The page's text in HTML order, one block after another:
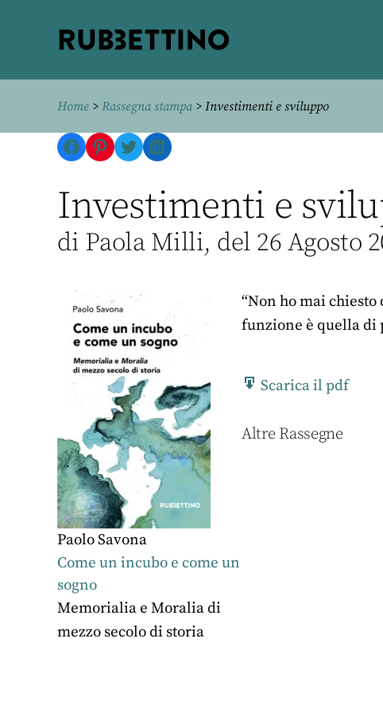
Home > Rassegna stampa> Investimenti e sviluppo
Facebook
Pinterest
TwitterLinkedIn
Investimenti e
di Paola Milli, del 26 Agosto
Paolo Savona
Come un incubo e come un
sogno
Memorialia e Moralia di
mezzo secolo di storia
“Non ho mai
funzione è quella di
Scarica il pdf
Altre Rassegne